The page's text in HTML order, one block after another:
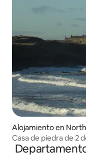
Alojamiento en
Casa de piedra de 2
ubicación costera